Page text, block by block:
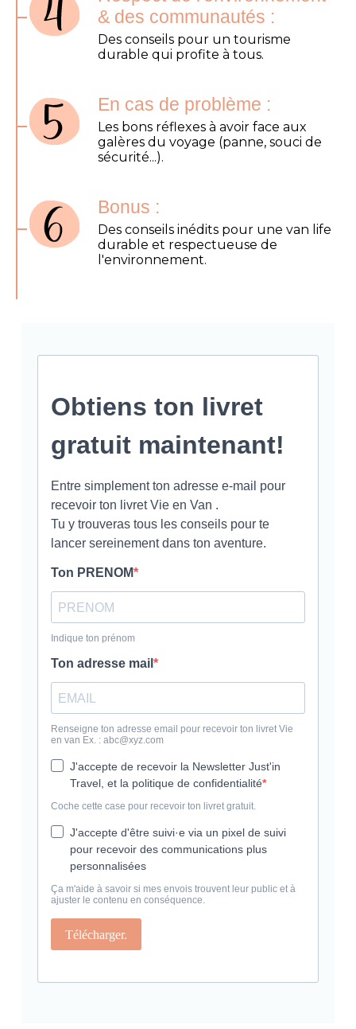
& des communautés :
Des conseils pour un tourisme
durable qui profite à tous.
En cas de problème :
Les bons réflexes à avoir face aux
galères du voyage (panne, souci de
sécurité...).
Bonus :
Des conseils inédits pour une van life
durable et respectueuse de
l'environnement.